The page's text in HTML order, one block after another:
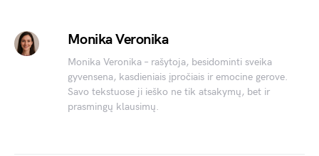
Monika Veronika
Monika Veronika – rašytoja, besidominti sveika
gyvensena, kasdieniais įpročiais ir emocine gerove.
Savo tekstuose ji ieško ne tik atsakymų, bet ir
prasmingų klausimų.